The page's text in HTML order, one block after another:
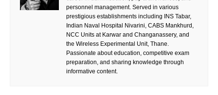
personnel management. Served in various
prestigious establishments including INS Tabar,
Indian Naval Hospital Nivarini, CABS Mankhurd,
NCC Units at Karwar and Changanassery, and
the Wireless Experimental Unit, Thane.
Passionate about education, competitive exam
preparation, and sharing knowledge through
informative content.